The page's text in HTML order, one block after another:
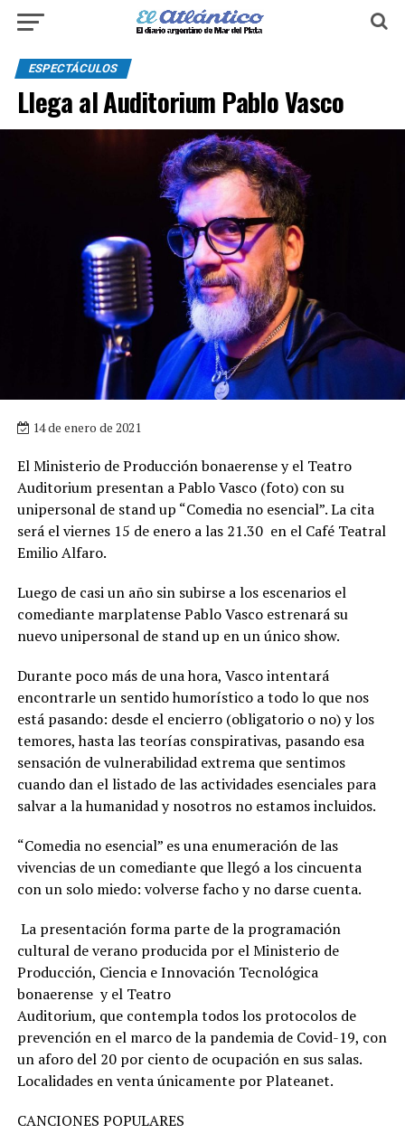
ESPECTÁCULOS
Llega al Auditorium Pablo Vasco
14 de enero de 2021
El Ministerio de Producción bonaerense y el Teatro
Auditorium presentan a Pablo Vasco (foto) con su
unipersonal de stand up “Comedia no esencial”. La cita
será el viernes 15 de enero a las 21.30 en el Café Teatral
Emilio Alfaro.
Luego de casi un año sin subirse a los escenarios el
comediante marplatense Pablo Vasco estrenará su
nuevo unipersonal de stand up en un único show.
Durante poco más de una hora, Vasco intentará
encontrarle un sentido humorístico a todo lo que nos
está pasando: desde el encierro (obligatorio o no) y los
temores, hasta las teorías conspirativas, pasando esa
sensación de vulnerabilidad extrema que sentimos
cuando dan el listado de las actividades esenciales para
salvar a la humanidad y nosotros no estamos incluidos.
“Comedia no esencial” es una enumeración de las
vivencias de un comediante que llegó a los cincuenta
con un solo miedo: volverse facho y no darse cuenta.
La presentación forma parte de la programación
cultural de verano producida por el Ministerio de
Producción, Ciencia e Innovación Tecnológica
bonaerense y el Teatro
Auditorium, que contempla todos los protocolos de
prevención en el marco de la pandemia de Covid-19, con
un aforo del 20 por ciento de ocupación en sus salas.
Localidades en venta únicamente por Plateanet.
CANCIONES POPULARES